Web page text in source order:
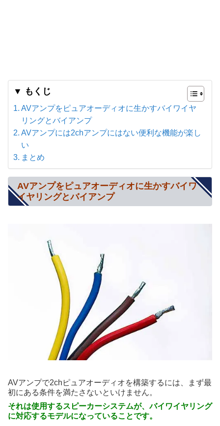
▼ もくじ
AVアンプをピュアオーディオに生かすバイワイヤ
リングとバイアンプ
AVアンプには2chアンプにはない便利な機能が楽し
い
まとめ
AVアンプをピュアオーディオに生かすバイワ
イヤリングとバイアンプ
AVアンプで2chピュアオーディオを構築するには、まず最
初にある条件を満たさないといけません。
それは使用するスピーカーシステムが、バイワイヤリング
に対応するモデルになっていることです。